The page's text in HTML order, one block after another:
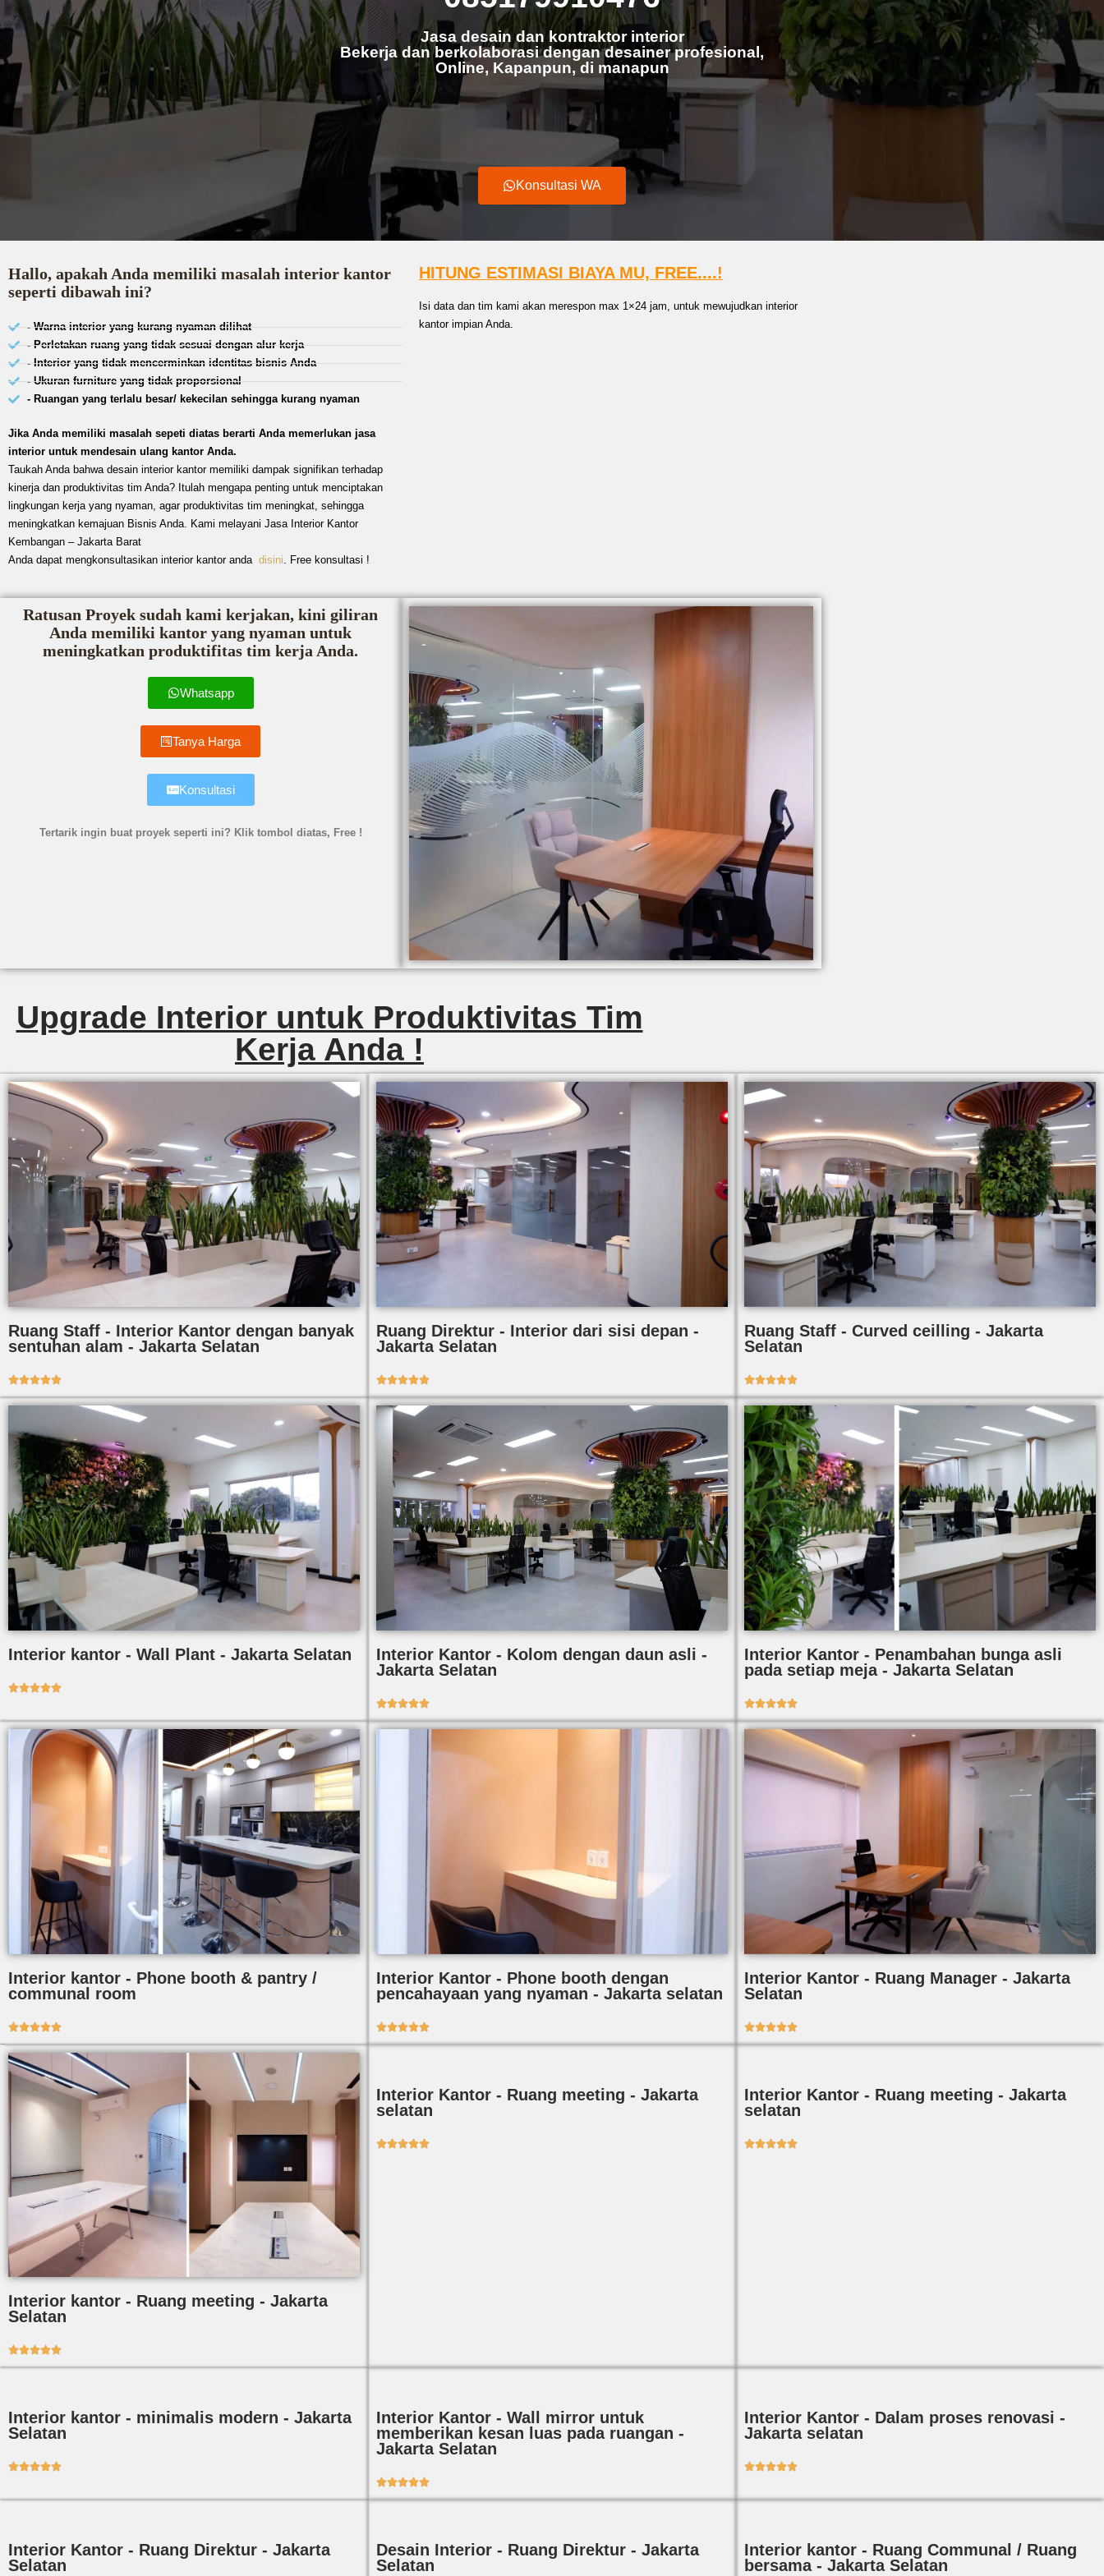
Jasa desain dan kontraktor interior
Bekerja dan berkolaborasi dengan desainer profesional,
Online, Kapanpun, di manapun
Konsultasi WA
Hallo, apakah Anda memiliki masalah interior kantor
seperti dibawah ini?
- Warna interior yang kurang nyaman dilihat
- Perletakan ruang yang tidak sesuai dengan alur kerja
- Interior yang tidak mencerminkan identitas bisnis Anda
- Ukuran furniture yang tidak proporsional
- Ruangan yang terlalu besar/ kekecilan sehingga kurang nyaman
Jika Anda memiliki masalah sepeti diatas berarti Anda memerlukan jasa
interior untuk mendesain ulang kantor Anda.
Taukah Anda bahwa desain interior kantor memiliki dampak signifikan terhadap
kinerja dan produktivitas tim Anda? Itulah mengapa penting untuk menciptakan
lingkungan kerja yang nyaman, agar produktivitas tim meningkat, sehingga
meningkatkan kemajuan Bisnis Anda. Kami melayani Jasa Interior Kantor
Kembangan – Jakarta Barat
Anda dapat mengkonsultasikan interior kantor anda disini. Free konsultasi !
HITUNG ESTIMASI BIAYA MU, FREE....!
Isi data dan tim kami akan merespon max 1×24 jam, untuk mewujudkan interior
kantor impian Anda.
Ratusan Proyek sudah kami kerjakan, kini giliran
Anda memiliki kantor yang nyaman untuk
meningkatkan produktifitas tim kerja Anda.
Whatsapp
Tanya Harga
Konsultasi
Tertarik ingin buat proyek seperti ini? Klik tombol diatas, Free !
Upgrade Interior untuk Produktivitas Tim
Kerja Anda !
Ruang Staff - Interior Kantor dengan banyak
sentuhan alam - Jakarta Selatan

Ruang Direktur - Interior dari sisi depan -
Jakarta Selatan

Ruang Staff - Curved ceilling - Jakarta
Selatan

Interior kantor - Wall Plant - Jakarta Selatan

Interior Kantor - Kolom dengan daun asli -
Jakarta Selatan

Interior Kantor - Penambahan bunga asli
pada setiap meja - Jakarta Selatan

Interior kantor - Phone booth & pantry /
communal room

Interior Kantor - Phone booth dengan
pencahayaan yang nyaman - Jakarta selatan

Interior Kantor - Ruang Manager - Jakarta
Selatan

Interior kantor - Ruang meeting - Jakarta
Selatan

Interior Kantor - Ruang meeting - Jakarta
selatan

Interior Kantor - Ruang meeting - Jakarta
selatan

Interior kantor - minimalis modern - Jakarta
Selatan

Interior Kantor - Wall mirror untuk
memberikan kesan luas pada ruangan -
Jakarta Selatan

Interior Kantor - Dalam proses renovasi -
Jakarta selatan

Interior Kantor - Ruang Direktur - Jakarta
Selatan
Desain Interior - Ruang Direktur - Jakarta
Selatan
Interior kantor - Ruang Communal / Ruang
bersama - Jakarta Selatan